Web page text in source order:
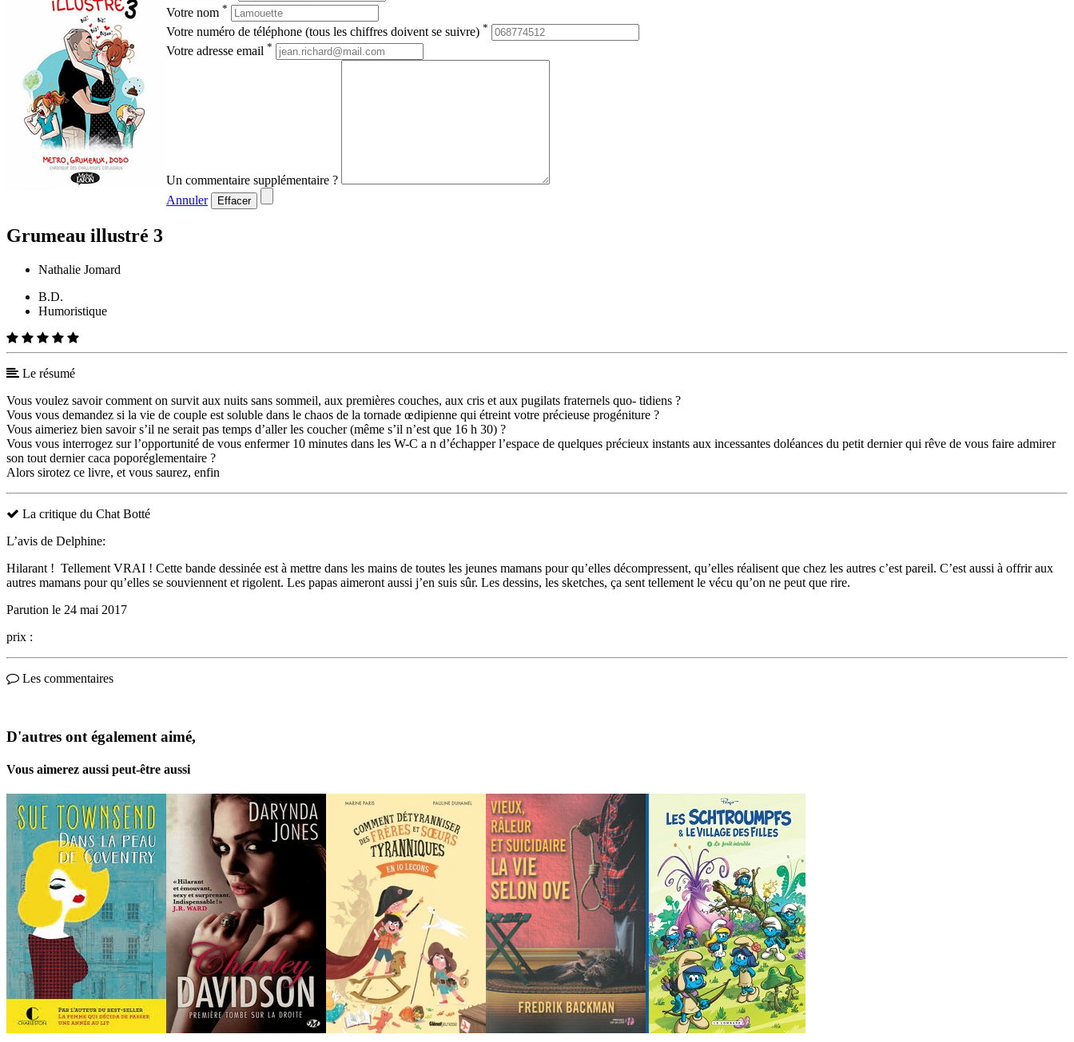
Votre nom *
Votre numéro de téléphone (tous les chiffres doivent se suivre) *
Votre adresse email *
Un commentaire supplémentaire ?
Annuler
Effacer
Grumeau illustré 3
Nathalie Jomard
B.D.
Humoristique
Le résumé
Vous voulez savoir comment on survit aux nuits sans sommeil, aux premières couches, aux cris et aux pugilats fraternels quo- tidiens ?
Vous vous demandez si la vie de couple est soluble dans le chaos de la tornade œdipienne qui étreint votre précieuse progéniture ?
Vous aimeriez bien savoir s’il ne serait pas temps d’aller les coucher (même s’il n’est que 16 h 30) ?
Vous vous interrogez sur l’opportunité de vous enfermer 10 minutes dans les W-C a n d’échapper l’espace de quelques précieux instants aux incessantes doléances du petit dernier qui rêve de vous faire admirer
son tout dernier caca poporéglementaire ?
Alors sirotez ce livre, et vous saurez, enfin
La critique du Chat Botté
L’avis de Delphine:
Hilarant ! Tellement VRAI ! Cette bande dessinée est à mettre dans les mains de toutes les jeunes mamans pour qu’elles décompressent, qu’elles réalisent que chez les autres c’est pareil. C’est aussi à offrir aux
autres mamans pour qu’elles se souviennent et rigolent. Les papas aimeront aussi j’en suis sûr. Les dessins, les sketches, ça sent tellement le vécu qu’on ne peut que rire.
Parution le 24 mai 2017
prix :
Les commentaires
D'autres ont également aimé,
Vous aimerez aussi peut-être aussi